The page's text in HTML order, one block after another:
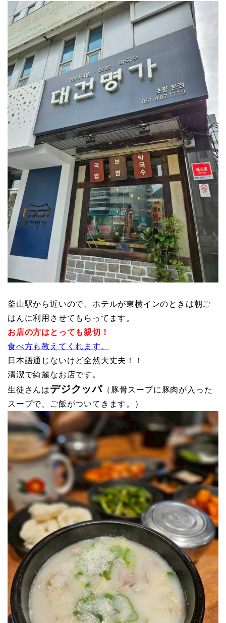
釜山駅から近いので、ホテルが東横インのときは朝ご
はんに利用させてもらってます。
お店の方はとっても親切！
食べ方も教えてくれます。
日本語通じないけど全然大丈夫！！
清潔で綺麗なお店です。
生徒さんはデジクッパ （豚骨スープに豚肉が入った
スープで、ご飯がついてきます。）